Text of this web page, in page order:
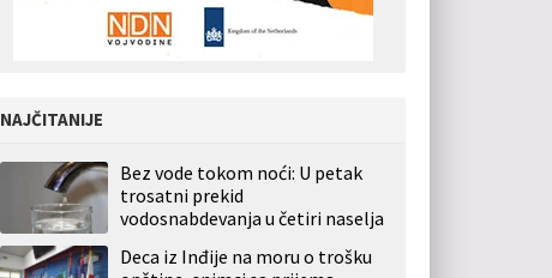
NAJČITANIJE
Bez vode tokom noći: U petak
trosatni prekid
vodosnabdevanja u četiri naselja
Deca iz Inđije na moru o trošku